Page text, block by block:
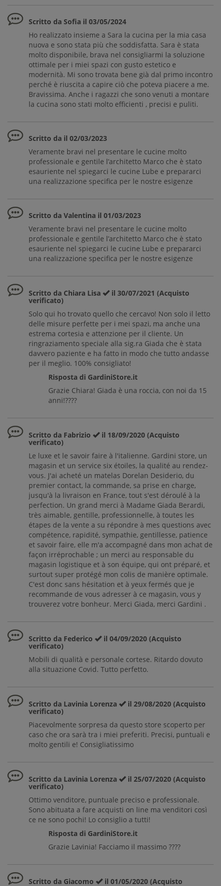
Scritto da Sofia il 03/05/2024
Ho realizzato insieme a Sara la cucina per la mia casa
nuova e sono stata più che soddisfatta. Sara è stata
molto disponibile, brava nel consigliarmi la soluzione
ottimale per i miei spazi con gusto estetico e
modernità. Mi sono trovata bene già dal primo incontro
perché è riuscita a capire ciò che poteva piacere a me.
Bravissima. Anche i ragazzi che sono venuti a montare
la cucina sono stati molto efficienti , precisi e puliti.
Scritto da il 02/03/2023
Veramente bravi nel presentare le cucine molto
professionale e gentile l’architetto Marco che è stato
esauriente nel spiegarci le cucine Lube e prepararci
una realizzazione specifica per le nostre esigenze
Scritto da Valentina il 01/03/2023
Veramente bravi nel presentare le cucine molto
professionale e gentile l’architetto Marco che è stato
esauriente nel spiegarci le cucine Lube e prepararci
una realizzazione specifica per le nostre esigenze
Scritto da Chiara Lisa il 30/07/2021 (Acquisto
verificato)
Solo qui ho trovato quello che cercavo! Non solo il letto
delle misure perfette per i mei spazi, ma anche una
estrema cortesia e attenzione per il cliente. Un
ringraziamento speciale alla sig.ra Giada che è stata
davvero paziente e ha fatto in modo che tutto andasse
per il meglio. 100% consigliato!
Risposta di GardiniStore.it
Grazie Chiara! Giada è una roccia, con noi da 15
anni!????
Scritto da Fabrizio il 18/09/2020 (Acquisto
verificato)
Le luxe et le savoir faire à l'italienne. Gardini store, un
magasin et un service six étoiles, la qualité au rendez-
vous. J'ai acheté un matelas Dorelan Desiderio, du
premier contact, la commande, sa prise en charge,
jusqu'à la livraison en France, tout s'est déroulé à la
perfection. Un grand merci à Madame Giada Berardi,
très aimable, gentille, professionnelle, à toutes les
étapes de la vente a su répondre à mes questions avec
compétence, rapidité, sympathie, gentillesse, patience
et savoir faire, elle m'a accompagné dans mon achat de
façon irréprochable ; un merci au responsable du
magasin logistique et à son équipe, qui ont préparé, et
surtout super protégé mon colis de manière optimale.
C'est donc sans hésitation et à yeux fermés que je
recommande de vous adresser à ce magasin, vous y
trouverez votre bonheur. Merci Giada, merci Gardini .
Scritto da Federico il 04/09/2020 (Acquisto
verificato)
Mobili di qualità e personale cortese. Ritardo dovuto
alla situazione Covid. Tutto perfetto.
Scritto da Lavinia Lorenza il 29/08/2020 (Acquisto
verificato)
Piacevolmente sorpresa da questo store scoperto per
caso che ora sarà tra i miei preferiti. Precisi, puntuali e
molto gentili e! Consigliatissimo
Scritto da Lavinia Lorenza il 25/07/2020 (Acquisto
verificato)
Ottimo venditore, puntuale preciso e professionale.
Sono abituata a fare acquisti on line ma venditori così
ce ne sono pochi! Lo consiglio a tutti!
Risposta di GardiniStore.it
Grazie Lavinia! Facciamo il massimo ????
Scritto da Giacomo il 01/05/2020 (Acquisto